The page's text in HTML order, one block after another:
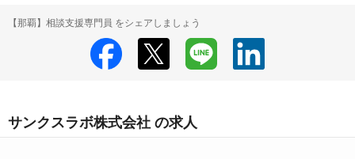
【那覇】相談支援専門員 をシェアしましょう
サンクスラボ株式会社 の求人